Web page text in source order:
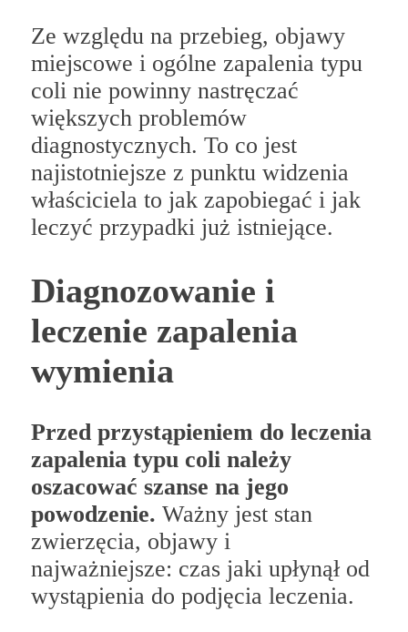
Ze względu na przebieg, objawy
miejscowe i ogólne zapalenia typu
coli nie powinny nastręczać
większych problemów
diagnostycznych. To co jest
najistotniejsze z punktu widzenia
właściciela to jak zapobiegać i jak
leczyć przypadki już istniejące.
Diagnozowanie i
leczenie zapalenia
wymienia
Przed przystąpieniem do leczenia
zapalenia typu coli należy
oszacować szanse na jego
powodzenie. Ważny jest stan
zwierzęcia, objawy i
najważniejsze: czas jaki upłynął od
wystąpienia do podjęcia leczenia.